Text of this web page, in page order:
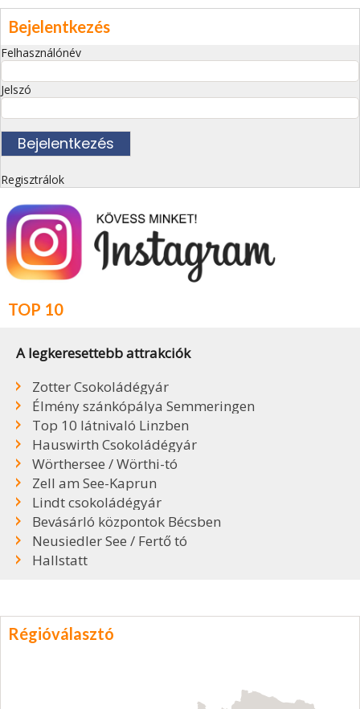
Bejelentkezés
Felhasználónév
Jelszó
Regisztrálok
TOP 10
A legkeresettebb attrakciók
Zotter Csokoládégyár
Élmény szánkópálya Semmeringen
Top 10 látnivaló Linzben
Hauswirth Csokoládégyár
Wörthersee / Wörthi-tó
Zell am See-Kaprun
Lindt csokoládégyár
Bevásárló központok Bécsben
Neusiedler See / Fertő tó
Hallstatt
Régióválasztó